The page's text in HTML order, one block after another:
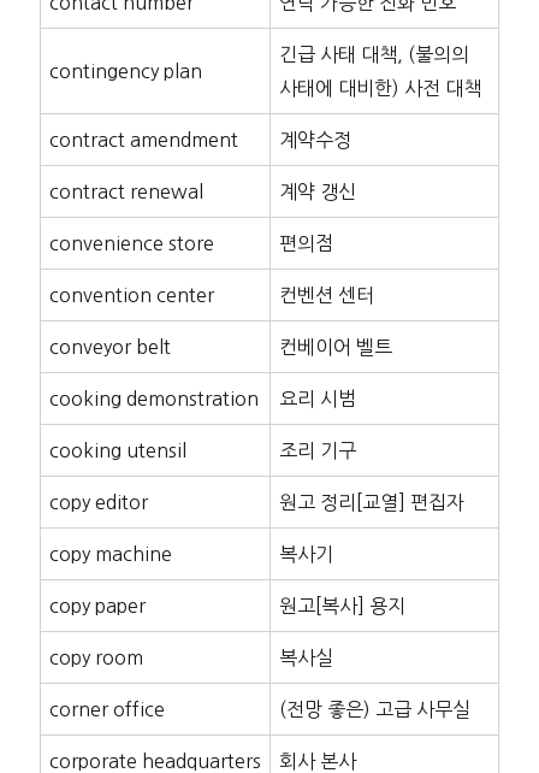
contingency plan
긴급 사태 대책, (불의의
사태에 대비한) 사전 대책
contract amendment 계약수정
contract renewal 계약 갱신
convenience store 편의점
convention center 컨벤션 센터
conveyor belt 컨베이어 벨트
cooking demonstration 요리 시범
cooking utensil 조리 기구
copy editor 원고 정리[교열] 편집자
copy machine 복사기
copy paper 원고[복사] 용지
copy room 복사실
corner office (전망 좋은) 고급 사무실
corporate headquarters 회사 본사